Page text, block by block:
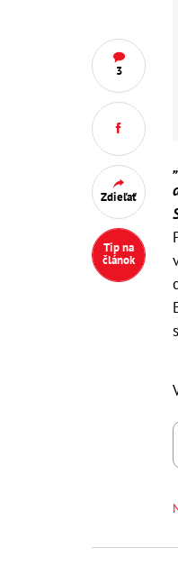
3
Zdieľať
Tip na
článok